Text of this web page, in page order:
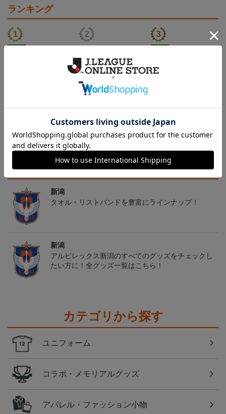
ランキング
アルビレックス新潟 ピ
カチュウ タオルマフラー
26傘型サンシェード
4,400円
アルビレックス新潟 ピ
カチュウ キーホルダー
トピックス
新潟
タオル・リストバンドを豊富にラインナップ！
新潟
アルビレックス新潟のすべてのグッズをチェックし
たい方に！全グッズ一覧はこちら！
カテゴリから探す
ユニフォーム
コラボ・メモリアルグッズ
アパレル・ファッション小物